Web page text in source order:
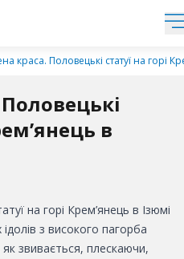
краса. Половецькі статуї на горі
в
з високого пагорба
звивається, плескаючи,